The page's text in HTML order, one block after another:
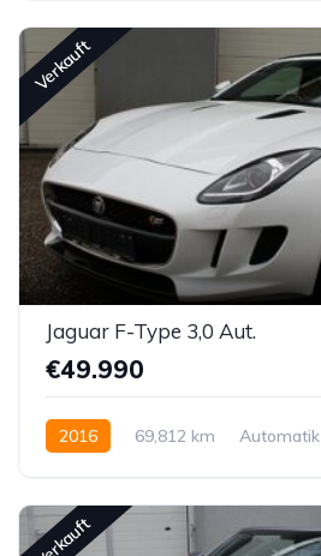
Verkauft
Jaguar F-Type 3,0 Aut.
€49.990
2016 69,812 km Automatik
Verkauft